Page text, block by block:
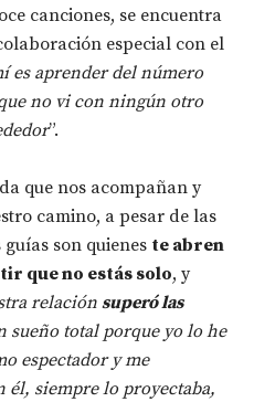
canciones, se encuentra
especial con el
es aprender del número
no vi con ningún otro
”.
que nos acompañan y
camino, a pesar de las
son quienes te abren
que no estás solo, y
relación superó las
sueño total porque yo lo he
espectador y me
él, siempre lo proyectaba,